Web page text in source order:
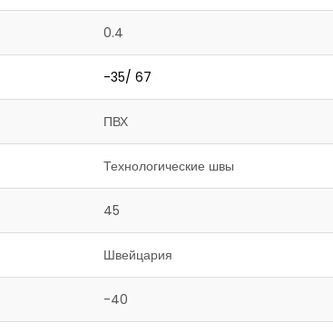
0.4
-35/ 67
ПВХ
Технологические швы
45
Швейцария
-40